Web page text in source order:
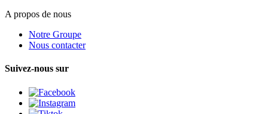
A propos de nous
Notre Groupe
Nous contacter
Suivez-nous sur